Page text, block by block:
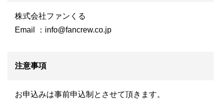
株式会社ファンくる
Email ： info@fancrew.co.jp
注意事項
お申込みは事前申込制とさせて頂きます。